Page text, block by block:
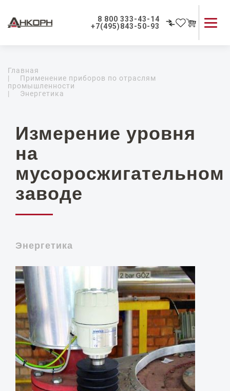
8 800 333-43-14
+7(495)843-50-93
Главная
|
Применение приборов по отраслям
промышленности
|
Энергетика
Измерение уровня
на
мусоросжигательном
заводе
Энергетика